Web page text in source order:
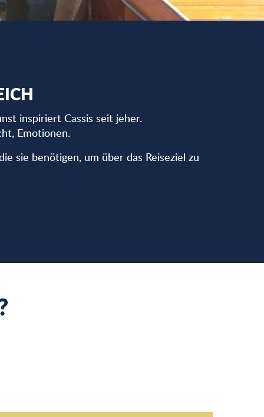
inspiriert Cassis seit jeher.
Emotionen.
sie benötigen, um über das Reiseziel zu